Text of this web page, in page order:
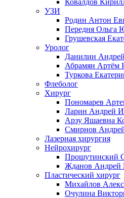
Ковалдов
УЗИ
Родин Антон
Передня Ольга
Грушевская
Уролог
Данилин
Абрамян Артём
Туркова
Флеболог
Хирург
Пономарев
Ларин Андрей
Арзу Яшаевна
Смирнов
Лазерная хирургия
Нейрохирург
Прошутинский
Жданов Андрей
Пластический хирург
Михайлов
Очулина